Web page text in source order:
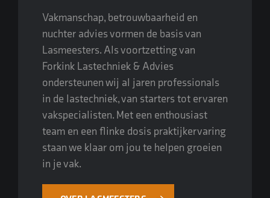
Vakmanschap, betrouwbaarheid en
nuchter advies vormen de basis van
Lasmeesters. Als voortzetting van
Forkink Lastechniek & Advies
ondersteunen wij al jaren professionals
in de lastechniek, van starters tot ervaren
vakspecialisten. Met een enthousiast
team en een flinke dosis praktijkervaring
staan we klaar om jou te helpen groeien
in je vak.